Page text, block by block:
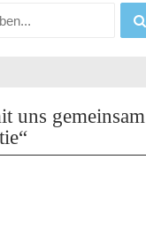
uns gemeinsam